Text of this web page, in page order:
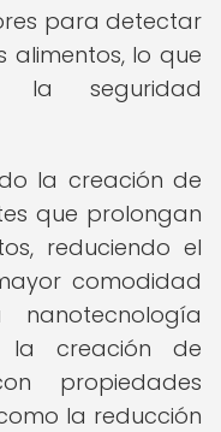
para detectar
alimentos, lo que
la seguridad
la creación de
que prolongan
reduciendo el
comodidad
la creación de
propiedades
la reducción